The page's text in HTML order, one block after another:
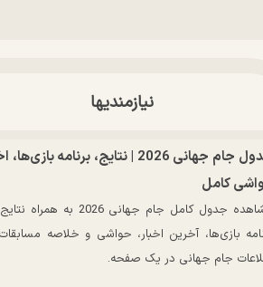
نیازمندیها
جدول جام جهانی 2026 | نتایج، برنامه
کامل
مشاهده جدول کامل جام جهانی 2026 به
بازی‌ها، آخرین اخبار، حواشی و خلاصه
جام جهانی در یک صفحه.